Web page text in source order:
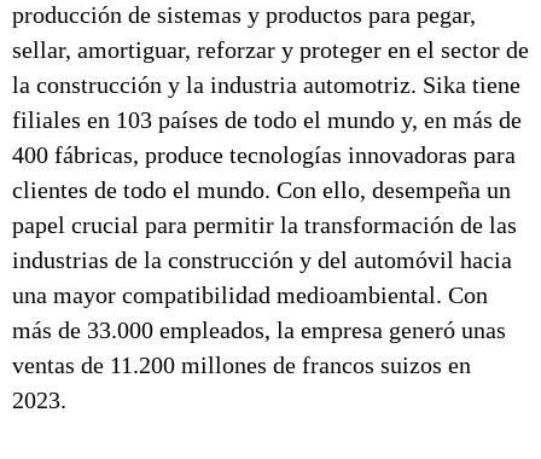
producción de sistemas y productos para pegar,
sellar, amortiguar, reforzar y proteger en el sector de
la construcción y la industria automotriz. Sika tiene
filiales en 103 países de todo el mundo y, en más de
400 fábricas, produce tecnologías innovadoras para
clientes de todo el mundo. Con ello, desempeña un
papel crucial para permitir la transformación de las
industrias de la construcción y del automóvil hacia
una mayor compatibilidad medioambiental. Con
más de 33.000 empleados, la empresa generó unas
ventas de 11.200 millones de francos suizos en
2023.